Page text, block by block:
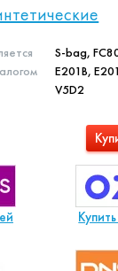
S-bag,
E201B,
V5D2